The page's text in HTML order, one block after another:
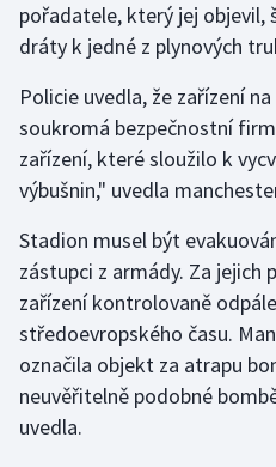
Olympijské hry
Parasport
Plavání
Plážový volejbal
Ragby
Rychlobruslení
Rychlostní kanoistika
Short track
pořadatele, který jej objevil,
dráty k jedné z plynových
Policie uvedla, že zařízení
soukromá bezpečnostní
zařízení, které sloužilo k
výbušnin," uvedla
Stadion musel být
zástupci z armády. Za jejich
zařízení kontrolovaně
středoevropského času.
označila objekt za atrapu
neuvěřitelně podobné
uvedla.